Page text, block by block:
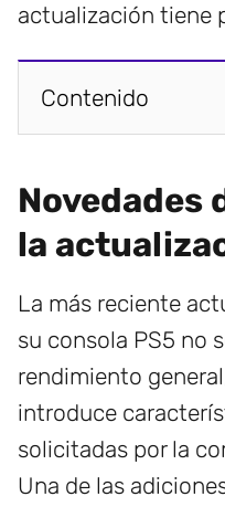
actualización tiene
Contenido
Novedades
la
La más reciente
su consola PS5 no
rendimiento
introduce
solicitadas por la
Una de las